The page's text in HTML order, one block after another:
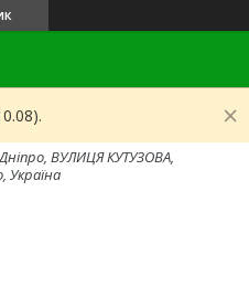
ВУЛИЦЯ КУТУЗОВА,
Україна